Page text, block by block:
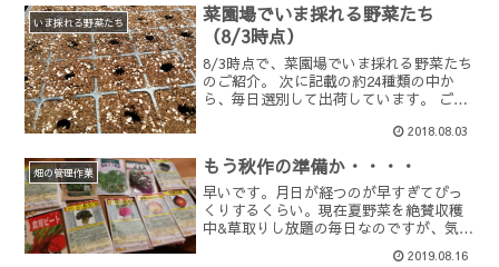
いま採れる野菜たち
菜園場でいま採れる野菜たち
（8/3時点）
8/3時点で、菜園場でいま採れる野菜たち
のご紹介。 次に記載の約24種類の中か
ら、毎日選別して出荷しています。 ごぼ
リカエダマメツルムラサキシビラン モロ
スイスチャ...
2018.08.03
畑の管理作業 もう秋作の準備か・・・・
早いです。月日が経つのが早すぎてびっ
くりするくらい。現在夏野菜を絶賛収穫
中&草取りし放題の毎日なのですが、気づ
けばすでに8月中旬。知り合いの農家さん
2019.08.16